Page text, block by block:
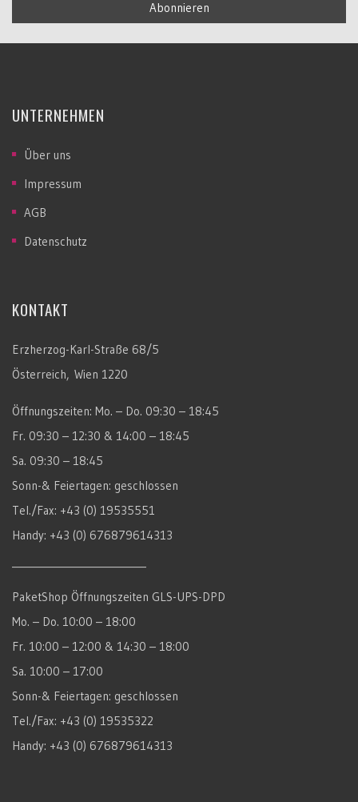
UNTERNEHMEN
Über uns
Impressum
AGB
Datenschutz
KONTAKT
Erzherzog-Karl-Straße 68/5
Österreich, Wien 1220
Öffnungszeiten: Mo. – Do. 09:30 – 18:45
Fr. 09:30 – 12:30 & 14:00 – 18:45
Sa. 09:30 – 18:45
Sonn-& Feiertagen: geschlossen
Tel./Fax: +43 (0) 19535551
Handy: +43 (0) 676879614313
PaketShop Öffnungszeiten GLS-UPS-DPD
Mo. – Do. 10:00 – 18:00
Fr. 10:00 – 12:00 & 14:30 – 18:00
Sa. 10:00 – 17:00
Sonn-& Feiertagen: geschlossen
Tel./Fax: +43 (0) 19535322
Handy: +43 (0) 676879614313